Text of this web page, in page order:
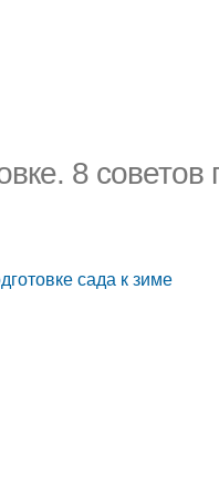
8 советов
сада к зиме